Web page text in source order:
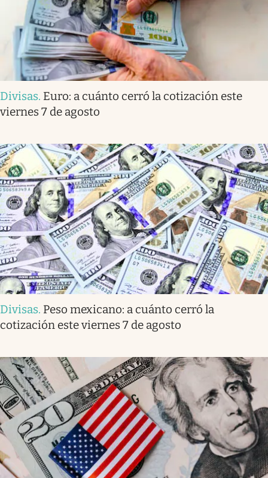
Divisas. Euro: a cuánto cerró la cotización este
viernes 7 de agosto
Divisas. Peso mexicano: a cuánto cerró la
cotización este viernes 7 de agosto